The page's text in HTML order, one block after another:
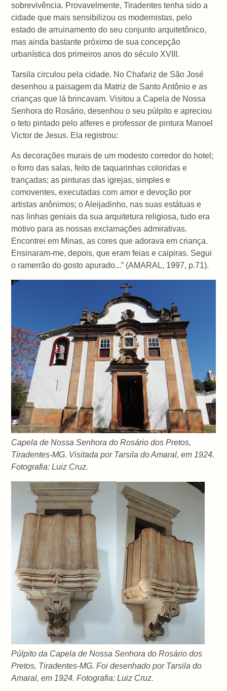
sobrevivência. Provavelmente, Tiradentes tenha sido a
cidade que mais sensibilizou os modernistas, pelo
estado de arruinamento do seu conjunto arquitetônico,
mas ainda bastante próximo de sua concepção
urbanística dos primeiros anos do século XVIII.
Tarsila circulou pela cidade. No Chafariz de São José
desenhou a paisagem da Matriz de Santo Antônio e as
crianças que lá brincavam. Visitou a Capela de Nossa
Senhora do Rosário, desenhou o seu púlpito e apreciou
o teto pintado pelo alferes e professor de pintura Manoel
Victor de Jesus. Ela registrou:
As decorações murais de um modesto corredor do hotel;
o forro das salas, feito de taquarinhas coloridas e
trançadas; as pinturas das igrejas, simples e
comoventes, executadas com amor e devoção por
artistas anônimos; o Aleijadinho, nas suas estátuas e
nas linhas geniais da sua arquitetura religiosa, tudo era
motivo para as nossas exclamações admirativas.
Encontrei em Minas, as cores que adorava em criança.
Ensinaram-me, depois, que eram feias e caipiras. Segui
o ramerrão do gosto apurado...” (AMARAL, 1997, p.71).
Capela de Nossa Senhora do Rosário dos Pretos,
Tiradentes-MG. Visitada por Tarsila do Amaral, em 1924.
Fotografia: Luiz Cruz.
Púlpito da Capela de Nossa Senhora do Rosário dos
Pretos, Tiradentes-MG. Foi desenhado por Tarsila do
Amaral, em 1924. Fotografia: Luiz Cruz.